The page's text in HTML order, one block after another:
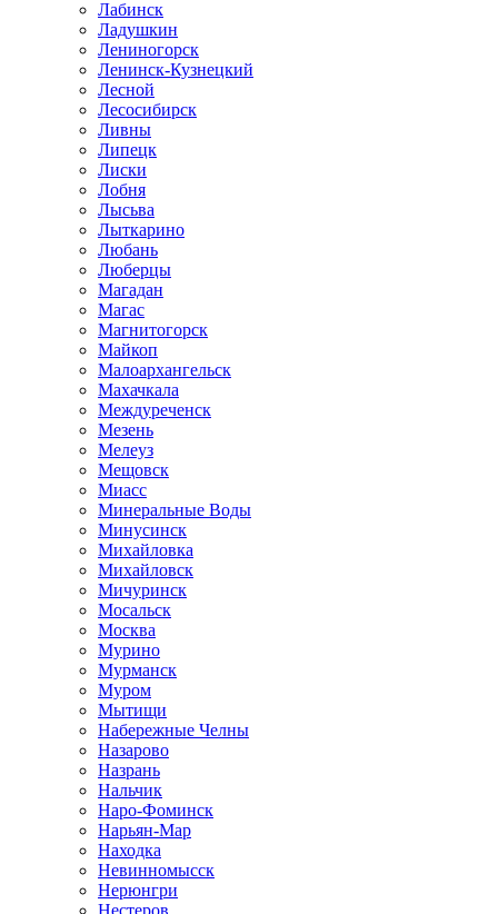
Лабинск
Ладушкин
Лениногорск
Ленинск-Кузнецкий
Лесной
Лесосибирск
Ливны
Липецк
Лиски
Лобня
Лысьва
Лыткарино
Любань
Люберцы
Магадан
Магас
Магнитогорск
Майкоп
Малоархангельск
Махачкала
Междуреченск
Мезень
Мелеуз
Мещовск
Миасс
Минеральные Воды
Минусинск
Михайловка
Михайловск
Мичуринск
Мосальск
Москва
Мурино
Мурманск
Муром
Мытищи
Набережные Челны
Назарово
Назрань
Нальчик
Наро-Фоминск
Нарьян-Мар
Находка
Невинномысск
Нерюнгри
Нестеров